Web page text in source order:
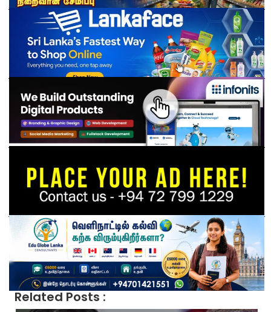
Related Posts :